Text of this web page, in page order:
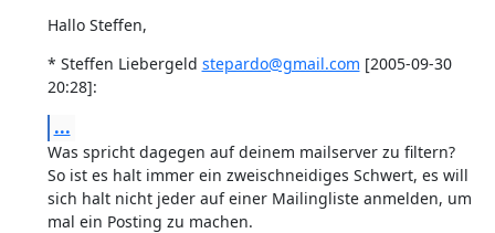
Hallo Steffen,
* Steffen Liebergeld stepardo@gmail.com [2005-09-30
20:28]:
...
Was spricht dagegen auf deinem mailserver zu filtern?
So ist es halt immer ein zweischneidiges Schwert, es will
sich halt nicht jeder auf einer Mailingliste anmelden, um
mal ein Posting zu machen.